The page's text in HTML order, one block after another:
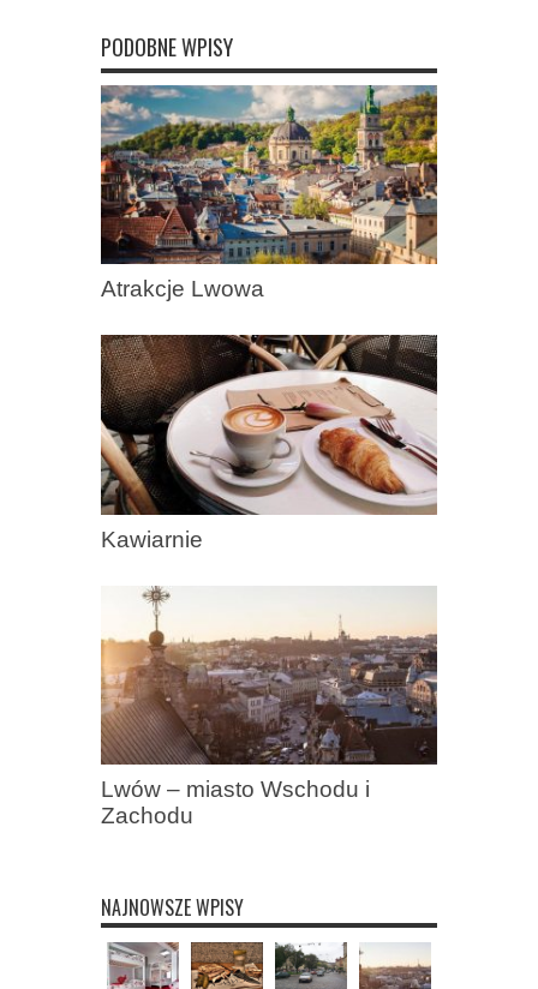
PODOBNE WPISY
Atrakcje Lwowa
Kawiarnie
Lwów – miasto Wschodu i
Zachodu
NAJNOWSZE WPISY